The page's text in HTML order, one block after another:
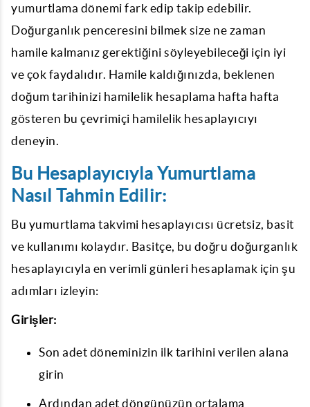
yumurtlama dönemi fark edip takip edebilir.
Doğurganlık penceresini bilmek size ne zaman
hamile kalmanız gerektiğini söyleyebileceği için iyi
ve çok faydalıdır. Hamile kaldığınızda, beklenen
doğum tarihinizi hamilelik hesaplama hafta hafta
gösteren bu çevrimiçi hamilelik hesaplayıcıyı
deneyin.
Bu Hesaplayıcıyla Yumurtlama
Nasıl Tahmin Edilir:
Bu yumurtlama takvimi hesaplayıcısı ücretsiz, basit
ve kullanımı kolaydır. Basitçe, bu doğru doğurganlık
hesaplayıcıyla en verimli günleri hesaplamak için şu
adımları izleyin:
Girişler:
Son adet döneminizin ilk tarihini verilen alana
girin
Ardından adet döngünüzün ortalama